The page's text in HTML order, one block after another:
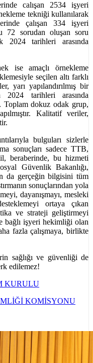
calışan 2534 işyeri
tekniği kullanılarak
çalışan 334 işyeri
72 sorudan oluşan soru
2024 tarihleri arasında
ise amaçlı örnekleme
seçilen altı farklı
yarı yapılandırılmış bir
tarihleri arasında
Toplam dokuz odak grup,
Kalitatif veriler,
bulguları sizlerle
sonuçları sadece TTB,
beraberinde, bu hizmeti
Güvenlik Bakanlığı,
da gerçeğin bilgisini tüm
sonuçlarından yola
dayanışmayı, mesleki
ortaya çıkan
ve strateji geliştirmeyi
bağlı işyeri hekimliği olan
fazla çalışmaya, birlikte
sağlığı ve güvenliği de
edilemez!
KURULU
KOMİSYONU